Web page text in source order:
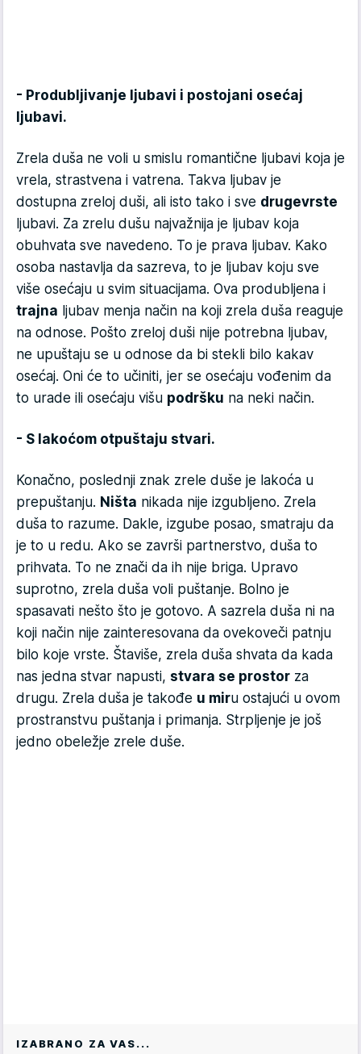
- Produbljivanje ljubavi i postojani osećaj
ljubavi.
Zrela duša ne voli u smislu romantične ljubavi koja je
vrela, strastvena i vatrena. Takva ljubav je
dostupna zreloj duši, ali isto tako i sve drugevrste
ljubavi. Za zrelu dušu najvažnija je ljubav koja
obuhvata sve navedeno. To je prava ljubav. Kako
osoba nastavlja da sazreva, to je ljubav koju sve
više osećaju u svim situacijama. Ova produbljena i
trajna ljubav menja način na koji zrela duša reaguje
na odnose. Pošto zreloj duši nije potrebna ljubav,
ne upuštaju se u odnose da bi stekli bilo kakav
osećaj. Oni će to učiniti, jer se osećaju vođenim da
to urade ili osećaju višu podršku na neki način.
- S lakoćom otpuštaju stvari.
Konačno, poslednji znak zrele duše je lakoća u
prepuštanju. Ništa nikada nije izgubljeno. Zrela
duša to razume. Dakle, izgube posao, smatraju da
je to u redu. Ako se završi partnerstvo, duša to
prihvata. To ne znači da ih nije briga. Upravo
suprotno, zrela duša voli puštanje. Bolno je
spasavati nešto što je gotovo. A sazrela duša ni na
koji način nije zainteresovana da ovekoveči patnju
bilo koje vrste. Štaviše, zrela duša shvata da kada
nas jedna stvar napusti, stvara se prostor za
drugu. Zrela duša je takođe u miru ostajući u ovom
prostranstvu puštanja i primanja. Strpljenje je još
jedno obeležje zrele duše.
IZABRANO ZA VAS...